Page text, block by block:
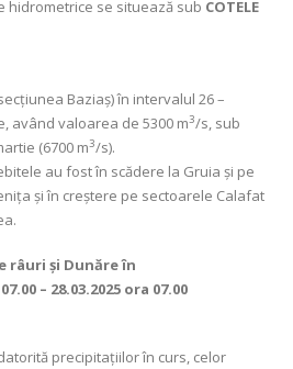
hidrometrice se situează sub COTELE
Baziaș) în intervalul 26 –
având valoarea de 5300 m3/s, sub
(6700 m3/s).
au fost în scădere la Gruia și pe
și în creștere pe sectoarele Calafat
râuri și Dunăre în
– 28.03.2025 ora 07.00
precipitațiilor în curs, celor